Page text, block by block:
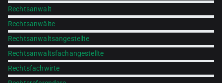
Rechtsanwalt
Rechtsanwälte
Rechtsanwaltsangestellte
Rechtsanwaltsfachangestellte
Rechtsfachwirte